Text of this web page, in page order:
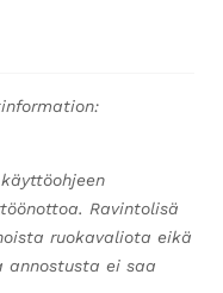
Ravintolisä
ruokavaliota eikä
annostusta ei saa